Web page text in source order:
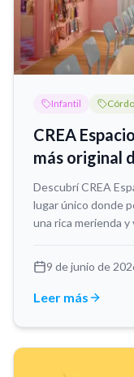
Infantil
CREA
más original
Descubrí CREA
lugar único donde
una rica merienda
9 de junio de
Leer más